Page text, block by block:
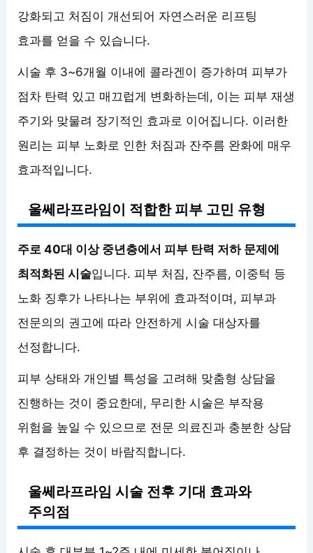
강화되고 처짐이 개선되어 자연스러운 리프팅
효과를 얻을 수 있습니다.
시술 후 3~6개월 이내에 콜라겐이 증가하며 피부가
점차 탄력 있고 매끄럽게 변화하는데, 이는 피부 재생
주기와 맞물려 장기적인 효과로 이어집니다. 이러한
원리는 피부 노화로 인한 처짐과 잔주름 완화에 매우
효과적입니다.
울쎄라프라임이 적합한 피부 고민 유형
주로 40대 이상 중년층에서 피부 탄력 저하 문제에
최적화된 시술입니다. 피부 처짐, 잔주름, 이중턱 등
노화 징후가 나타나는 부위에 효과적이며, 피부과
전문의의 권고에 따라 안전하게 시술 대상자를
선정합니다.
피부 상태와 개인별 특성을 고려해 맞춤형 상담을
진행하는 것이 중요한데, 무리한 시술은 부작용
위험을 높일 수 있으므로 전문 의료진과 충분한 상담
후 결정하는 것이 바람직합니다.
울쎄라프라임 시술 전후 기대 효과와
주의점